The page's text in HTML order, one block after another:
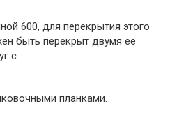
600, для перекрытия этого
быть перекрыт двумя ее
с
планками.